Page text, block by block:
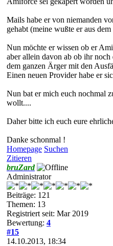
Mails habe er von niemanden
gehabt (meine wußte er aus
Nun möchte er wissen ob er
aber allein davon ab ob ihr
dem ganzen Ärger mit den
Einen neuen Provider habe er
Nun bat er mich euch nochmal
wollt....
Daher bitte ich euch eure
Danke schonmal !
Homepage Suchen
Zitieren
bruZard
Administrator
Beiträge: 121
Themen: 13
Registriert seit: Mar 2019
Bewertung: 4
#15
14.10.2013, 18:34